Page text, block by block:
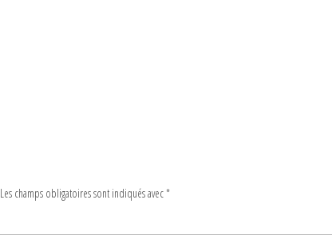
Les champs obligatoires sont indiqués avec*